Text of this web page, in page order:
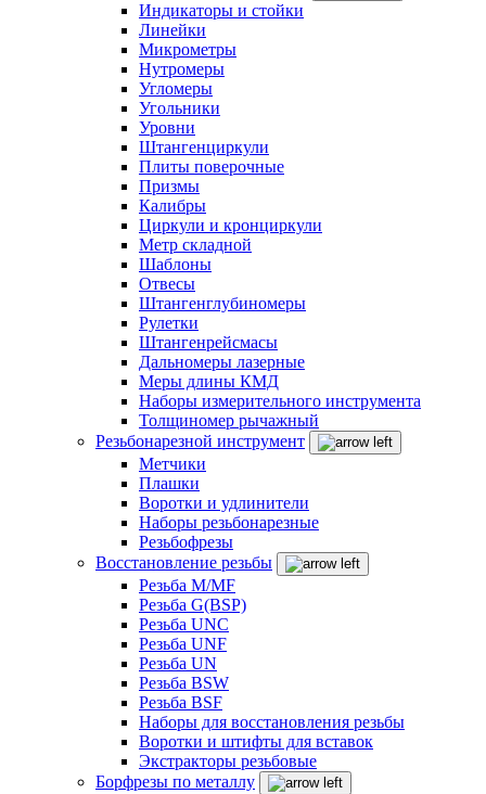
Индикаторы и стойки
Линейки
Микрометры
Нутромеры
Угломеры
Угольники
Уровни
Штангенциркули
Плиты поверочные
Призмы
Калибры
Циркули и кронциркули
Метр складной
Шаблоны
Отвесы
Штангенглубиномеры
Рулетки
Штангенрейсмасы
Дальномеры лазерные
Меры длины КМД
Наборы измерительного инструмента
Толщиномер рычажный
Резьбонарезной инструмент
Метчики
Плашки
Воротки и удлинители
Наборы резьбонарезные
Резьбофрезы
Восстановление резьбы
Резьба M/MF
Резьба G(BSP)
Резьба UNC
Резьба UNF
Резьба UN
Резьба BSW
Резьба BSF
Наборы для восстановления резьбы
Воротки и штифты для вставок
Экстракторы резьбовые
Борфрезы по металлу